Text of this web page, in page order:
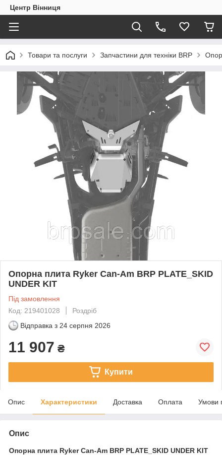
Центр Вінниця
Товари та послуги Запчастини для техніки BRP
Опорна плита Ryker Can-Am BRP PLATE_SKID
UNDER KIT
Під замовлення
Код: 219401028
Роздріб
Відправка з 24 серпня 2026
11 907 ₴
Купити
Опис Характеристики Доставка Оплата Умови
Опис
Опорна плита Ryker Can-Am BRP PLATE_SKID UNDER KIT